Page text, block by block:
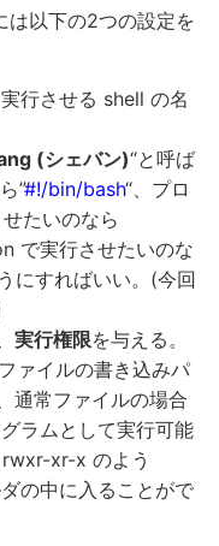
は以下の2つの設定を
行させる shell の名
(シェバン)“と呼ば
”#!/bin/bash“、プロ
たいのなら
で実行させたいのな
にすればいい。(今回
実行権限を与える。
ァイルの書き込みパ
通常ファイルの場合
ラムとして実行可能
xr-x のよう
の中に入ることがで